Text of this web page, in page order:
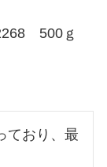
500ｇ
ており、最